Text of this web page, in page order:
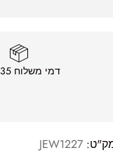
דמי משלוח 35 ש״ח
JEW1227